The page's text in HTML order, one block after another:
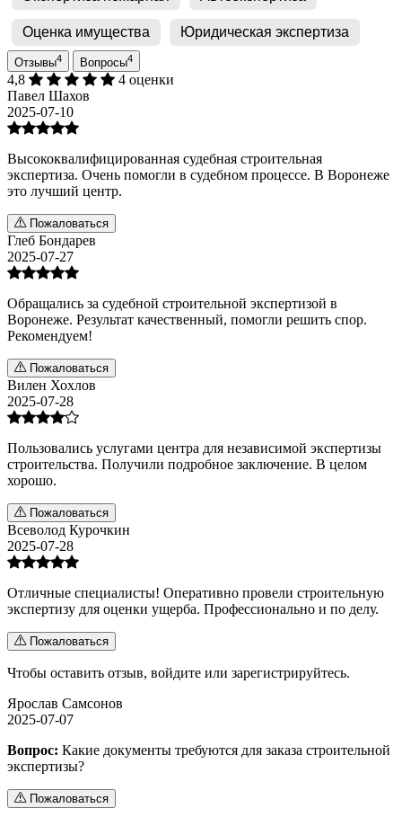
Оценка имущества Юридическая экспертиза
Отзывы4 Вопросы4
4,8
4 оценки
Павел Шахов
2025-07-10
Высококвалифицированная судебная строительная
экспертиза. Очень помогли в судебном процессе. В Воронеже
это лучший центр.
Пожаловаться
Глеб Бондарев
2025-07-27
Обращались за судебной строительной экспертизой в
Воронеже. Результат качественный, помогли решить спор.
Рекомендуем!
Пожаловаться
Вилен Хохлов
2025-07-28
Пользовались услугами центра для независимой экспертизы
строительства. Получили подробное заключение. В целом
хорошо.
Пожаловаться
Всеволод Курочкин
2025-07-28
Отличные специалисты! Оперативно провели строительную
экспертизу для оценки ущерба. Профессионально и по делу.
Пожаловаться
Чтобы оставить отзыв, войдите или зарегистрируйтесь.
Ярослав Самсонов
2025-07-07
Вопрос: Какие документы требуются для заказа строительной
экспертизы?
Пожаловаться